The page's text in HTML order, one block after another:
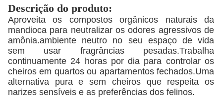
Descrição do produto:
Aproveita os compostos orgânicos naturais da
mandioca para neutralizar os odores agressivos de
amônia.ambiente neutro no seu espaço de vida
sem usar fragrâncias pesadas.Trabalha
continuamente 24 horas por dia para controlar os
cheiros em quartos ou apartamentos fechados.Uma
alternativa pura e sem cheiros que respeita os
narizes sensíveis e as preferências dos felinos.